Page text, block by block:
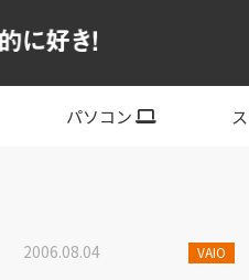
パソコン
2006.08.04 VAIO